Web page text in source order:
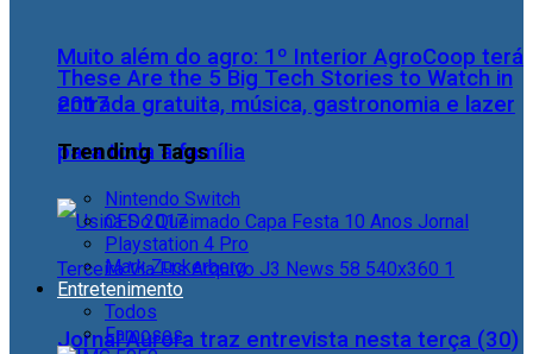
Muito além do agro: 1º Interior AgroCoop terá
entrada gratuita, música, gastronomia e lazer
para toda a família
Jornal Aurora traz entrevista nesta terça (30)
These Are the 5 Big Tech Stories to Watch in
2017
Trending Tags
Nintendo Switch
CES 2017
Playstation 4 Pro
Mark Zuckerberg
Entretenimento
Todos
Famosos